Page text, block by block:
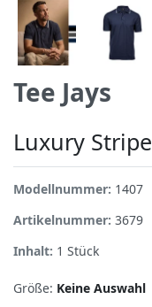
Tee Jays
Luxury
Modellnummer: 1407
Artikelnummer: 3679
Inhalt: 1 Stück
Größe: Keine Auswahl